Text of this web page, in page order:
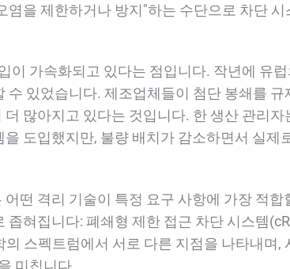
염을 제한하거나 방지"하는 수단으로 차단 시
이 가속화되고 있다는 점입니다. 작년에 유럽
있었습니다. 제조업체들이 첨단 봉쇄를 규
많아지고 있다는 것입니다. 한 생산 관리자
도입했지만, 불량 배치가 감소하면서 실제
떤 격리 기술이 특정 요구 사항에 가장 적합
혀집니다: 폐쇄형 제한 접근 차단 시스템
스펙트럼에서 서로 다른 지점을 나타내며,
미칩니다.